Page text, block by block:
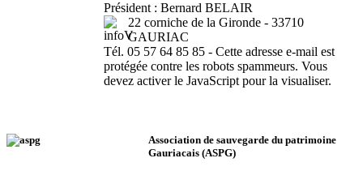
Président : Bernard BELAIR
22 corniche de la Gironde - 33710
GAURIAC
Tél. 05 57 64 85 85 - Cette adresse e-mail est
protégée contre les robots spammeurs. Vous
devez activer le JavaScript pour la visualiser.
Association de sauvegarde du patrimoine
Gauriacais (ASPG)